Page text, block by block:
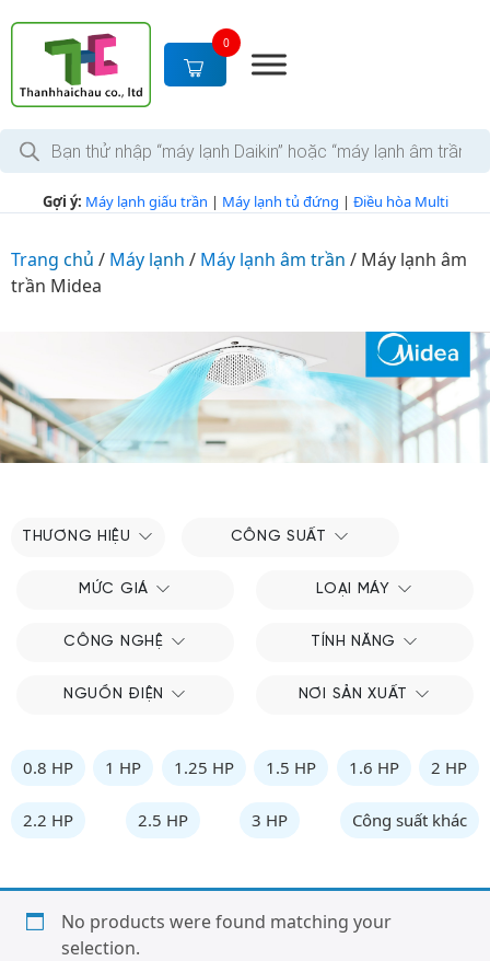
c
0
T
m
i
m
Gợi ý: Máy lạnh giấu trần | Máy lạnh tủ đứng | Điều hòa Multi
Trang chủ / Máy lạnh / Máy lạnh âm trần / Máy lạnh âm
trần Midea
THƯƠNG HIỆU CÔNG SUẤT
MỨC GIÁ LOẠI MÁY
CÔNG NGHỆ TÍNH NĂNG
NGUỒN ĐIỆN NƠI SẢN XUẤT
0.8 HP 1 HP 1.25 HP 1.5 HP 1.6 HP 2 HP
2.2 HP 2.5 HP 3 HP Công suất khác
No products were found matching your
selection.